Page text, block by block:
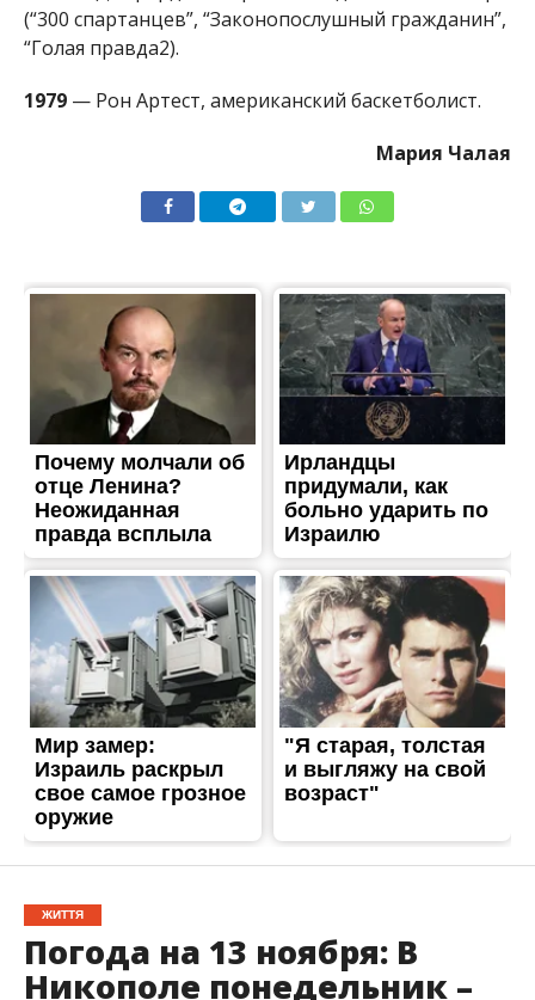
(“300 спартанцев”, “Законопослушный гражданин”,
“Голая правда2).
1979— Рон Артест, американский баскетболист.
Мария Чалая
ЖИТТЯ
Погода на 13 ноября: В
Никополе понедельник –